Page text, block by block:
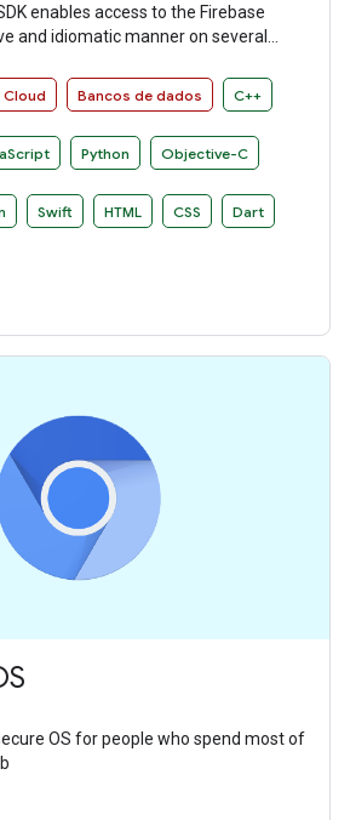
enables access to the Firebase
and idiomatic manner on several
Cloud Bancos de dados C++
Python Objective-C
Swift HTML CSS Dart
OS for people who spend most of